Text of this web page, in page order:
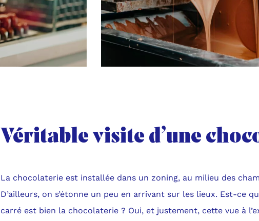
Véritable visite d’une
La chocolaterie est installée dans un zoning, au milieu des
D’ailleurs, on s’étonne un peu en arrivant sur les lieux. Est-ce
carré est bien la chocolaterie ? Oui, et justement, cette vue à